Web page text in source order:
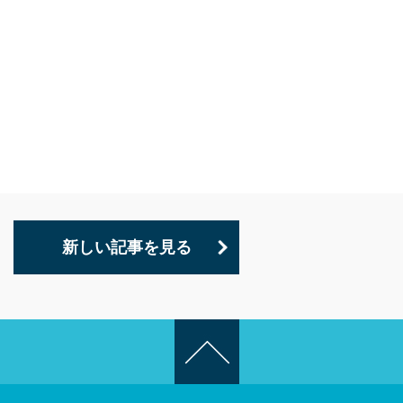
新しい記事を見る